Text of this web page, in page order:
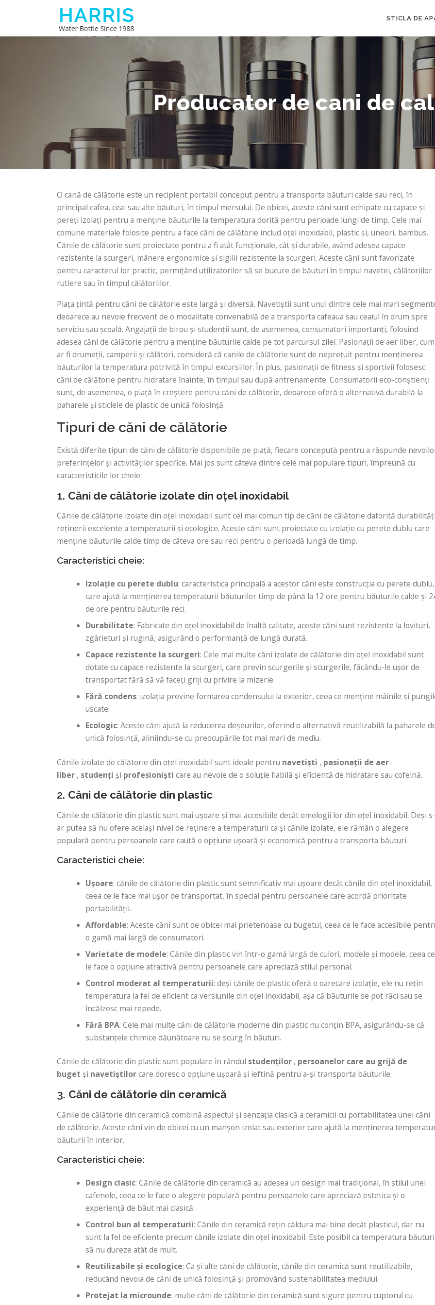
STICLA DE
Producator de cani de
O cană de călătorie este un recipient portabil conceput pentru a transporta băuturi calde sau reci, în
principal cafea, ceai sau alte băuturi, în timpul mersului. De obicei, aceste căni sunt echipate cu capace și
pereți izolați pentru a menține băuturile la temperatura dorită pentru perioade lungi de timp. Cele mai
comune materiale folosite pentru a face căni de călătorie includ oțel inoxidabil, plastic și, uneori, bambus.
Cănile de călătorie sunt proiectate pentru a fi atât funcționale, cât și durabile, având adesea capace
rezistente la scurgeri, mânere ergonomice și sigilii rezistente la scurgeri. Aceste căni sunt favorizate
pentru caracterul lor practic, permițând utilizatorilor să se bucure de băuturi în timpul navetei, călătoriilor
rutiere sau în timpul călătoriilor.
Piața țintă pentru căni de călătorie este largă și diversă. Navetiștii sunt unul dintre cele mai mari
deoarece au nevoie frecvent de o modalitate convenabilă de a transporta cafeaua sau ceaiul în drum spre
serviciu sau școală. Angajații de birou și studenții sunt, de asemenea, consumatori importanți, folosind
adesea căni de călătorie pentru a menține băuturile calde pe tot parcursul zilei. Pasionații de aer liber, cum
ar fi drumeții, camperii și călători, consideră că canile de călătorie sunt de neprețuit pentru menținerea
băuturilor la temperatura potrivită în timpul excursiilor. În plus, pasionații de fitness și sportivii folosesc
căni de călătorie pentru hidratare înainte, în timpul sau după antrenamente. Consumatorii eco-conștienți
sunt, de asemenea, o piață în creștere pentru căni de călătorie, deoarece oferă o alternativă durabilă la
paharele și sticlele de plastic de unică folosință.
Tipuri de căni de călătorie
Există diferite tipuri de căni de călătorie disponibile pe piață, fiecare concepută pentru a răspunde
preferințelor și activităților specifice. Mai jos sunt câteva dintre cele mai populare tipuri, împreună cu
caracteristicile lor cheie:
1. Căni de călătorie izolate din oțel inoxidabil
Cănile de călătorie izolate din oțel inoxidabil sunt cel mai comun tip de căni de călătorie datorită
reținerii excelente a temperaturii și ecologice. Aceste căni sunt proiectate cu izolație cu perete dublu care
menține băuturile calde timp de câteva ore sau reci pentru o perioadă lungă de timp.
Caracteristici cheie:
Izolație cu perete dublu: caracteristica principală a acestor căni este construcția cu perete dublu,
care ajută la menținerea temperaturii băuturilor timp de până la 12 ore pentru băuturile calde și
de ore pentru băuturile reci.
Durabilitate: Fabricate din oțel inoxidabil de înaltă calitate, aceste căni sunt rezistente la lovituri,
zgârieturi și rugină, asigurând o performanță de lungă durată.
Capace rezistente la scurgeri: Cele mai multe căni izolate de călătorie din oțel inoxidabil sunt
dotate cu capace rezistente la scurgeri, care previn scurgerile și scurgerile, făcându-le ușor de
transportat fără să vă faceți griji cu privire la mizerie.
Fără condens: izolația previne formarea condensului la exterior, ceea ce menține mâinile și
uscate.
Ecologic: Aceste căni ajută la reducerea deșeurilor, oferind o alternativă reutilizabilă la paharele
unică folosință, aliniindu-se cu preocupările tot mai mari de mediu.
Cănile izolate de călătorie din oțel inoxidabil sunt ideale pentru navetiști , pasionații de aer
liber , studenți și profesioniști care au nevoie de o soluție fiabilă și eficientă de hidratare sau cofeină.
2. Căni de călătorie din plastic
Cănile de călătorie din plastic sunt mai ușoare și mai accesibile decât omologii lor din oțel inoxidabil. Deși s-
ar putea să nu ofere același nivel de reținere a temperaturii ca și cănile izolate, ele rămân o alegere
populară pentru persoanele care caută o opțiune ușoară și economică pentru a transporta băuturi.
Caracteristici cheie:
Ușoare: cănile de călătorie din plastic sunt semnificativ mai ușoare decât cănile din oțel inoxidabil,
ceea ce le face mai ușor de transportat, în special pentru persoanele care acordă prioritate
portabilității.
Affordable: Aceste căni sunt de obicei mai prietenoase cu bugetul, ceea ce le face accesibile
o gamă mai largă de consumatori.
Varietate de modele: Cănile din plastic vin într-o gamă largă de culori, modele și modele, ceea ce
le face o opțiune atractivă pentru persoanele care apreciază stilul personal.
Control moderat al temperaturii: deși cănile de plastic oferă o oarecare izolație, ele nu rețin
temperatura la fel de eficient ca versiunile din oțel inoxidabil, așa că băuturile se pot răci sau se
încălzesc mai repede.
Fără BPA: Cele mai multe căni de călătorie moderne din plastic nu conțin BPA, asigurându-se că
substanțele chimice dăunătoare nu se scurg în băuturi.
Cănile de călătorie din plastic sunt populare în rândul studenților , persoanelor care au grijă de
buget și navetiștilorcare doresc o opțiune ușoară și ieftină pentru a-și transporta băuturile.
3. Căni de călătorie din ceramică
Cănile de călătorie din ceramică combină aspectul și senzația clasică a ceramicii cu portabilitatea unei căni
de călătorie. Aceste căni vin de obicei cu un manșon izolat sau exterior care ajută la menținerea
băuturii în interior.
Caracteristici cheie:
Design clasic: Cănile de călătorie din ceramică au adesea un design mai tradițional, în stilul unei
cafenele, ceea ce le face o alegere populară pentru persoanele care apreciază estetica și o
experiență de băut mai clasică.
Control bun al temperaturii: Cănile din ceramică rețin căldura mai bine decât plasticul, dar nu
sunt la fel de eficiente precum cănile izolate din oțel inoxidabil. Este posibil ca temperatura
să nu dureze atât de mult.
Reutilizabile și ecologice: Ca și alte căni de călătorie, cănile din ceramică sunt reutilizabile,
reducând nevoia de căni de unică folosință și promovând sustenabilitatea mediului.
Protejat la microunde: multe căni de călătorie din ceramică sunt sigure pentru cuptorul cu